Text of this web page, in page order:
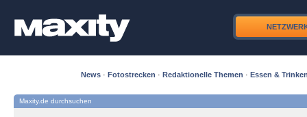
News · Fotostrecken · Redaktionelle Themen · Essen &
Maxity.de durchsuchen